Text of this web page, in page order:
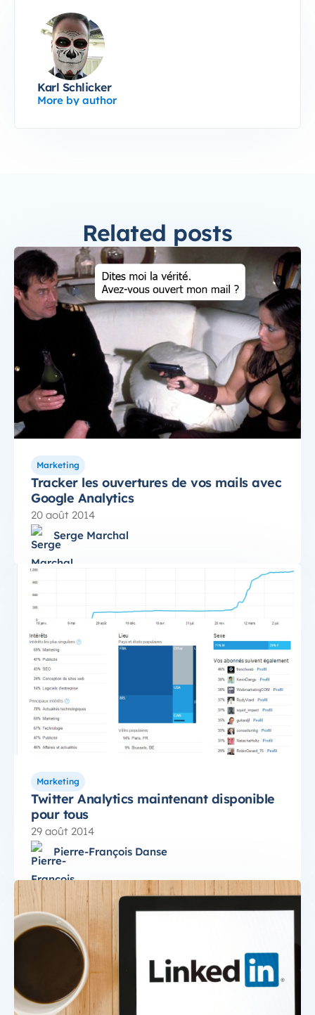
Karl Schlicker
More by author
Related posts
Marketing
Tracker les ouvertures de vos mails avec
Google Analytics
20 août 2014
Serge Marchal
Marketing
Twitter Analytics maintenant disponible
pour tous
29 août 2014
Pierre-François Danse